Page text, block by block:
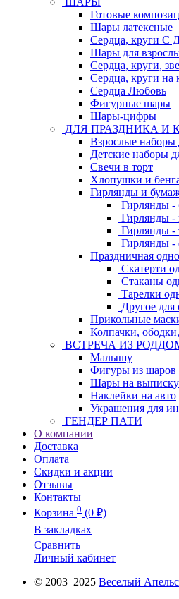
Готовые
Шары латексные
Сердца, круги С
Шары для
Сердца, круги,
Сердца, круги на
Сердца Любовь
Фигурные шары
Шары-цифры
ДЛЯ ПРАЗДНИКА И
Взрослые наборы
Детские наборы
Свечи в торт
Хлопушки и
Гирлянды и
Гирлянды -
Гирлянды -
Гирлянды -
Гирлянды -
Праздничная
Скатерти
Стаканы
Тарелки
Другое для
Прикольные
Колпачки,
ВСТРЕЧА ИЗ
Малышу
Фигуры из шаров
Шары на выписку
Наклейки на авто
Украшения для
ГЕНДЕР ПАТИ
О компании
Доставка
Оплата
Скидки и акции
Отзывы
Контакты
Корзина 0 (0 ₽)
В закладках
Сравнить
Личный кабинет
© 2003–2025 Веселый